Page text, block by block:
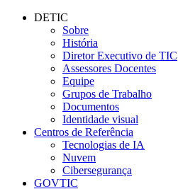
Conteúdo principal
DETIC
Sobre
História
Diretor Executivo de TIC
Assessores Docentes
Equipe
Grupos de Trabalho
Documentos
Identidade visual
Centros de Referência
Tecnologias de IA
Nuvem
Cibersegurança
GOVTIC